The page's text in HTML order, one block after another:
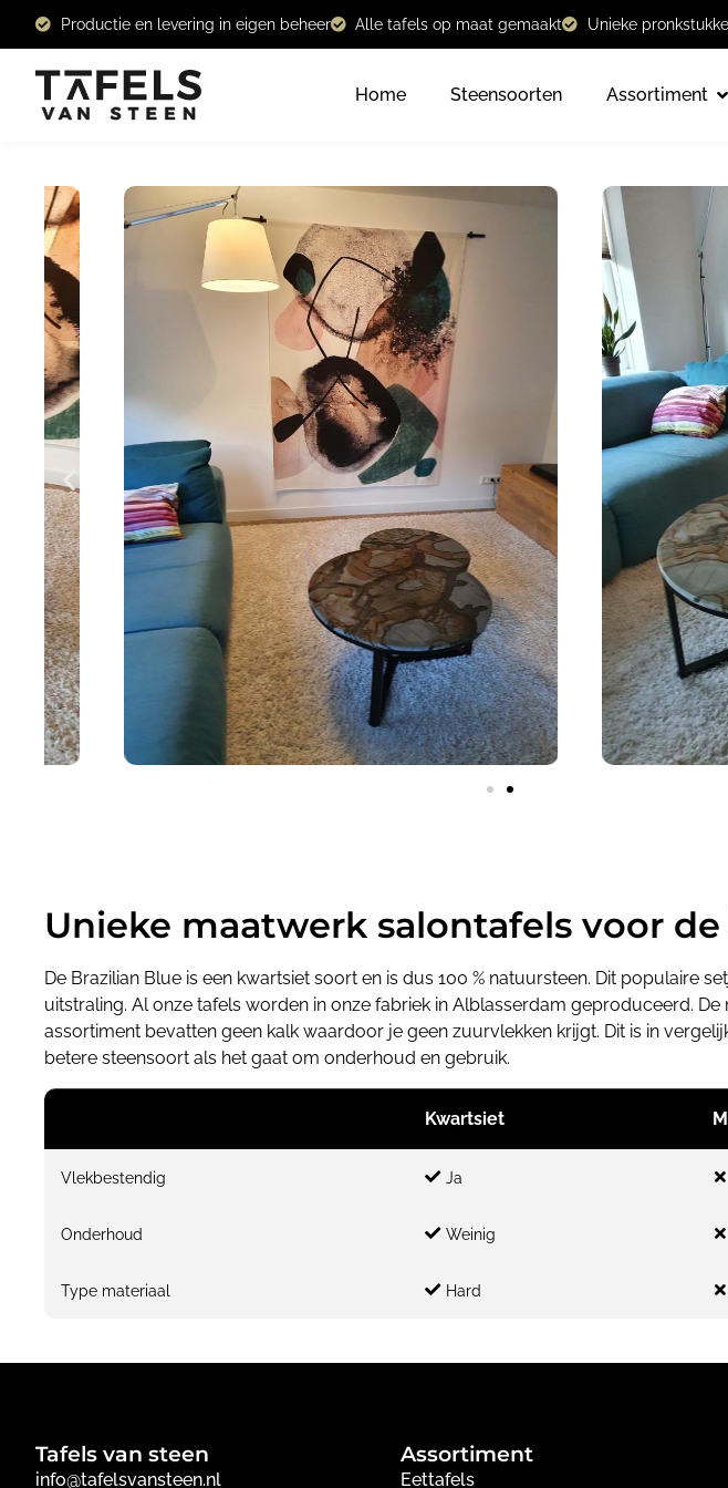
Productie en levering in eigen beheer Alle tafels op maat gemaakt Unieke
Home Steensoorten Assortiment
Unieke maatwerk salontafels voor
De Brazilian Blue is een kwartsiet soort en is dus 100 % natuursteen. Dit populaire
uitstraling. Al onze tafels worden in onze fabriek in Alblasserdam geproduceerd. De
assortiment bevatten geen kalk waardoor je geen zuurvlekken krijgt. Dit is in
betere steensoort als het gaat om onderhoud en gebruik.
Kwartsiet
Vlekbestendig Ja
Onderhoud Weinig
Type materiaal Hard
Tafels van steen
info@tafelsvansteen.nl
Assortiment
Eettafels